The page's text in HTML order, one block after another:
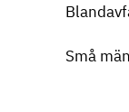
Små